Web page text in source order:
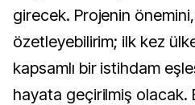
girecek. Projenin
özetleyebilirim; ilk kez
kapsamlı bir istihdam
hayata geçirilmiş olacak.